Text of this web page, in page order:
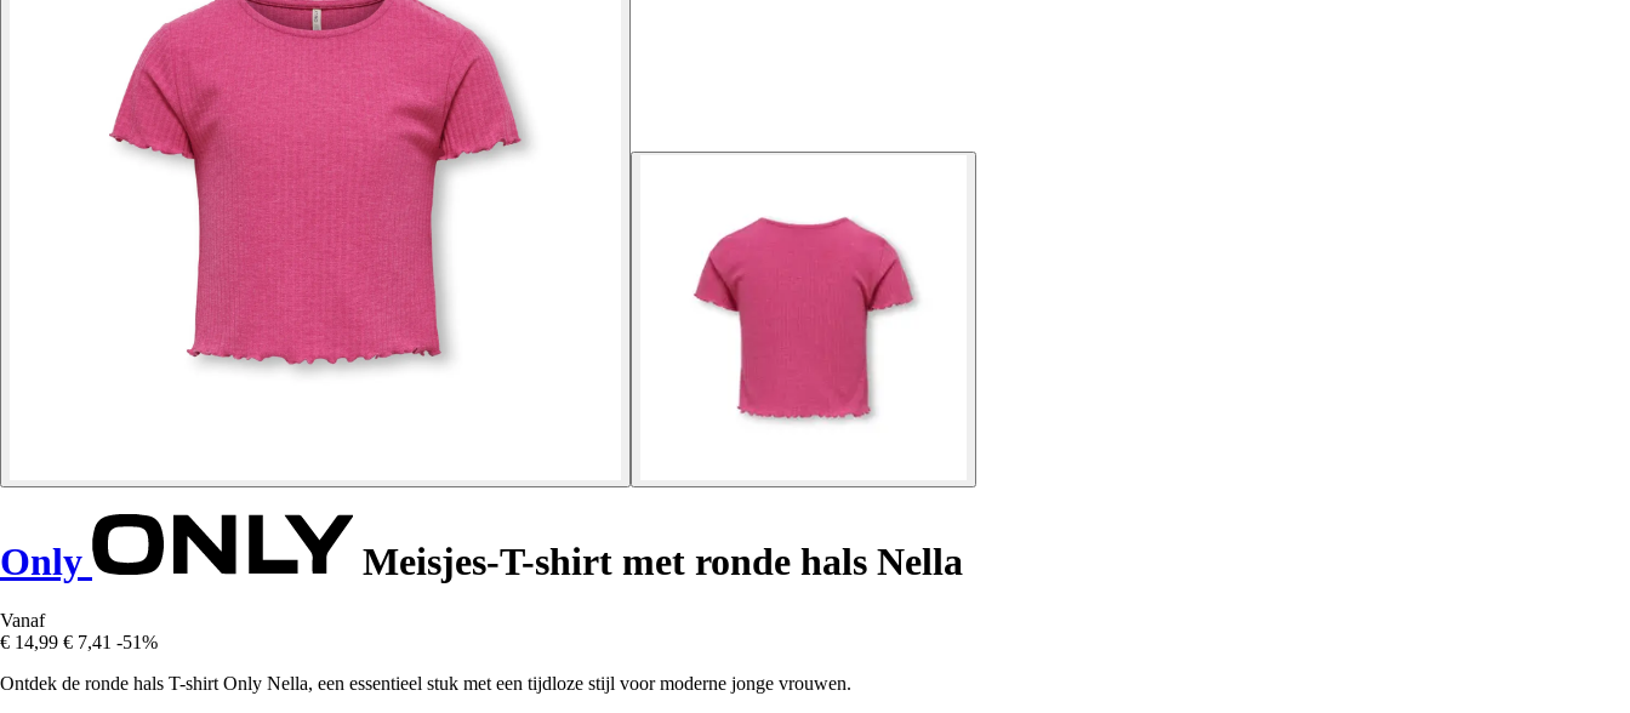
Only Meisjes-T-shirt met ronde hals Nella
Vanaf
€ 14,99 € 7,41 -51%
Ontdek de ronde hals T-shirt Only Nella, een essentieel stuk met een tijdloze stijl voor moderne jonge vrouwen.